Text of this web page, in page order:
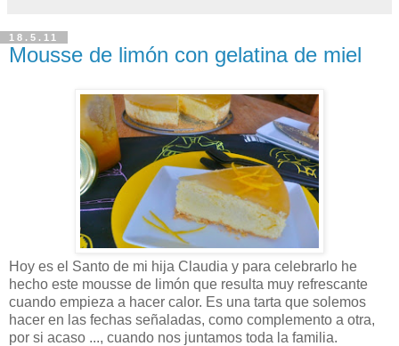
18.5.11
Mousse de limón con gelatina de miel
Hoy es el Santo de mi hija Claudia y para celebrarlo he
hecho este mousse de limón que resulta muy refrescante
cuando empieza a hacer calor. Es una tarta que solemos
hacer en las fechas señaladas, como complemento a otra,
por si acaso ..., cuando nos juntamos toda la familia.